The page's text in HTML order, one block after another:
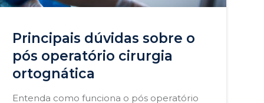
Principais dúvidas sobre o
pós operatório cirurgia
ortognática
Entenda como funciona o pós operatório